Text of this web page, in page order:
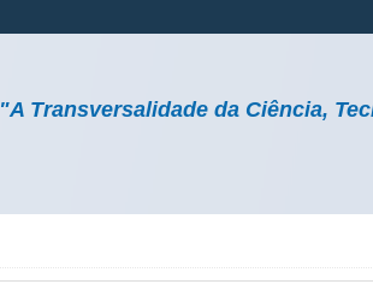
"A Transversalidade da Ciência,